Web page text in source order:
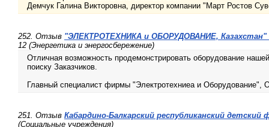
Демчук Галина Викторовна, директор компании "Март Ростов
252. Отзыв "ЭЛЕКТРОТЕХНИКА и ОБОРУДОВАНИЕ, Казахстан"
12 (Энергетика и энергосбережение)
Отличная возможность продемонстрировать оборудование
поиску Заказчиков.
Главный специалист фирмы "Электротехниеа и Оборудование",
251. Отзыв Кабардино-Балкарский республиканский детский
(Социальные учреждения)